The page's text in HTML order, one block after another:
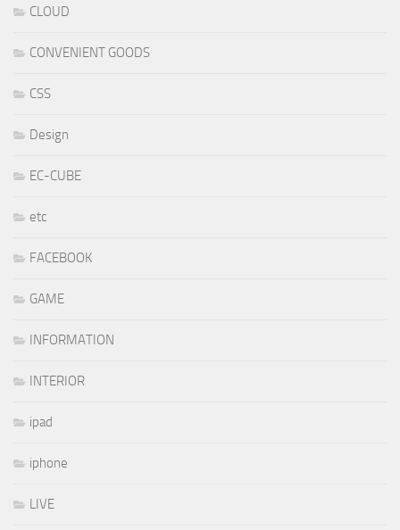
CLOUD
CONVENIENT GOODS
CSS
Design
EC-CUBE
etc
FACEBOOK
GAME
INFORMATION
INTERIOR
ipad
iphone
LIVE